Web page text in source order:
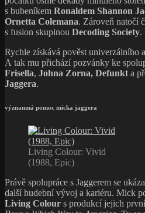
s bubeníkem Ronaldem Shannon
Ornetta Colemana. Zároveň natočí
s fusion skupinou Decoding Society.
Rychle získává pověst univerzálního
A tak mu přichází pozvánky ke
Frisella, Johna Zorna, Defunkt a
Jaggera.
významná pomoc micka jaggera
Living Colour: Vivid
(1988, Epic)
Právě spolupráce s Jaggerem se
další hudební vývoj a kariéru. Mick
Living Colour s produkcí jejich